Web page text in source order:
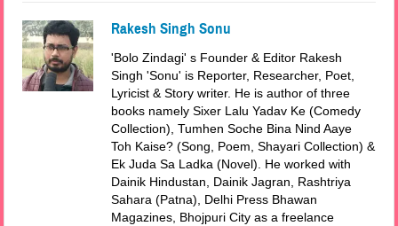
Rakesh Singh Sonu
'Bolo Zindagi' s Founder & Editor Rakesh
Singh 'Sonu' is Reporter, Researcher, Poet,
Lyricist & Story writer. He is author of three
books namely Sixer Lalu Yadav Ke (Comedy
Collection), Tumhen Soche Bina Nind Aaye
Toh Kaise? (Song, Poem, Shayari Collection) &
Ek Juda Sa Ladka (Novel). He worked with
Dainik Hindustan, Dainik Jagran, Rashtriya
Sahara (Patna), Delhi Press Bhawan
Magazines, Bhojpuri City as a freelance